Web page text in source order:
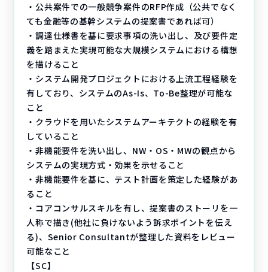
・公共案件での一般競争案件のRFP作成（公共でなく
ても金融等の基幹システムの提案書であれば可）
・調達仕様書を基に要求事項の洗い出し、及び要件定
義を踏まえた実現可能な大規模システムにおける構想
を描けること
・システム開発プロジェクトにおける上流工程経験を
有しており、システムのAs-Is、To-Be整理が可能な
こと
・クラウドを用いたシステムアーキテクトの経験を有
していること
・非機能要件を洗い出し、NW・OS・MWの観点から
システムの実現方式・効果を示せること
・非機能要件を基に、テスト計画を策定した経験があ
ること
・コアコンサルスキルを有し、提案書のストーリを一
人称で描き(他社に負けないよう訴求ポイントを伝え
る)、Senior Consultantが整理した資料をレビュー
可能なこと
【SC】